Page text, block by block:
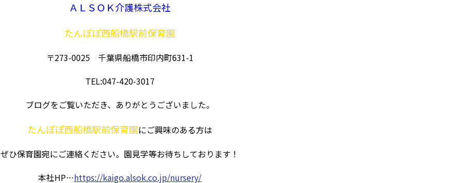
ＡＬＳＯＫ介護株式会社
たんぽぽ西船橋駅前保育園
〒273-0025 千葉県船橋市印内町631-1
TEL:047-420-3017
ブログをご覧いただき、ありがとうございました。
たんぽぽ西船橋駅前保育園にご興味のある方は
ぜひ保育園宛にご連絡ください。園見学等お待ちしております！
本社HP…https://kaigo.alsok.co.jp/nursery/